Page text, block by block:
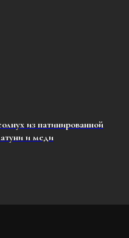
из патинированной
и меди